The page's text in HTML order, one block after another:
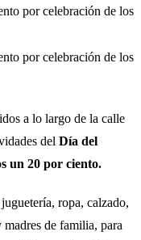
por celebración de los
por celebración de los
a lo largo de la calle
del Día del
un 20 por ciento.
ropa, calzado,
de familia, para